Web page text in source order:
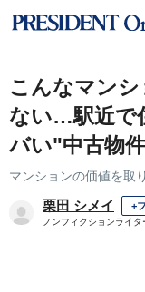
こんなマン
ない…駅近で
バい"中古物
マンションの価値を取
栗田 シメイ +
ノンフィクションライタ